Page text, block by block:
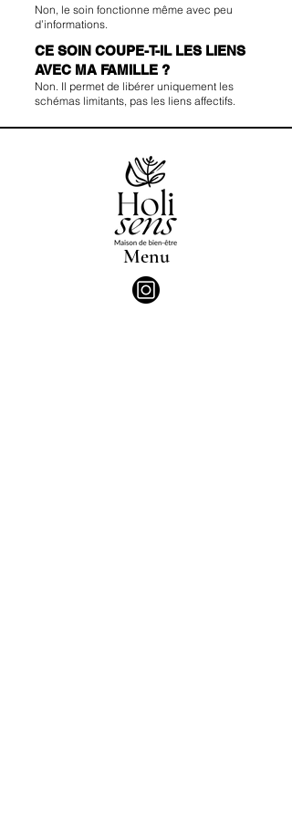
Non, le soin fonctionne même avec peu
d’informations.
CE SOIN COUPE-T-IL LES LIENS
AVEC MA FAMILLE ?
Non. Il permet de libérer uniquement les
schémas limitants, pas les liens affectifs.
Menu